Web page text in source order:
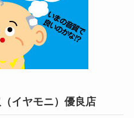
イヤモニ）優良店